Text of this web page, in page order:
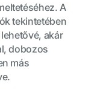
A
tekintetében
akár
dobozos
más